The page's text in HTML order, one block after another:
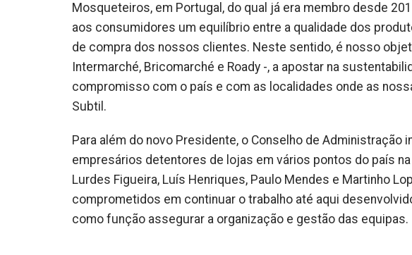
Mosqueteiros, em Portugal, do qual já era membro desde
aos consumidores um equilíbrio entre a qualidade dos
de compra dos nossos clientes. Neste sentido, é nosso
Intermarché, Bricomarché e Roady -, a apostar na
compromisso com o país e com as localidades onde as
Subtil.
Para além do novo Presidente, o Conselho de
empresários detentores de lojas em vários pontos do país
Lurdes Figueira, Luís Henriques, Paulo Mendes e Martinho
comprometidos em continuar o trabalho até aqui
como função assegurar a organização e gestão das equipas.